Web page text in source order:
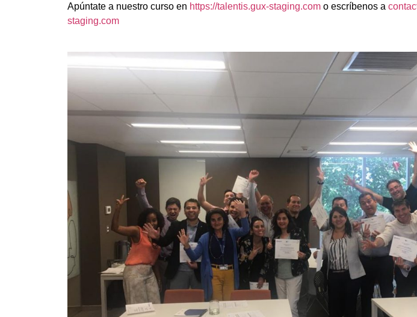
Apúntate a nuestro curso en https://talentis.gux-staging.com o escríbenos a
staging.com